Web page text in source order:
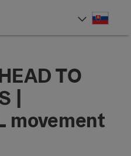
TO
|
movement